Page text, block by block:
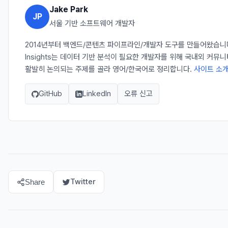
JP
Jake Park
서울 기반 소프트웨어 개발자
2014년부터 백엔드/콘텐츠 파이프라인/개발자 도구를 만들어왔습
Insights는 데이터 기반 분석이 필요한 개발자를 위해 국내외 커뮤
활발히 논의되는 주제를 골라 영어/한국어로 정리합니다. 사이트 소
GitHub LinkedIn 오류 신고
Share Twitter